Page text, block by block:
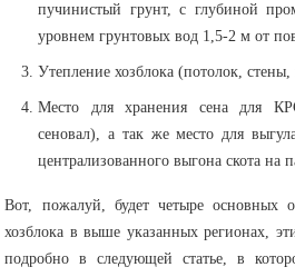
пучинистый грунт, с глубиной
уровнем грунтовых вод 1,5-2 м от
Утепление хозблока (потолок,
Место для хранения сена для
сеновал), а так же место для
централизованного выгона скота на
Вот, пожалуй, будет четыре основных
хозблока в выше указанных регионах,
подробно в следующей статье, в